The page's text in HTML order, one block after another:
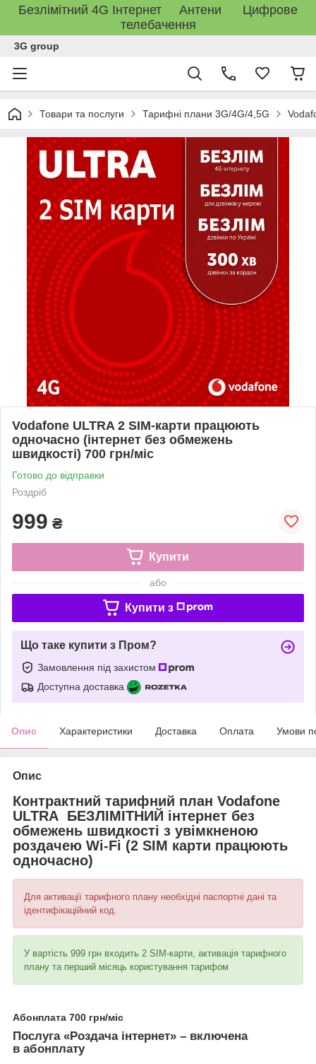
Безлімітний 4G Інтернет Антени Цифрове
телебачення
3G group
Товари та послуги Тарифні плани 3G/4G/4,5G
Vodafone ULTRA 2 SIM-карти працюють
одночасно (інтернет без обмежень
швидкості) 700 грн/міс
Готово до відправки
Роздріб
999 ₴
Купити
або
Купити з
Що таке купити з Пром?
Замовлення під захистом
Доступна доставка
Опис Характеристики Доставка Оплата Умови
Опис
Контрактний тарифний план Vodafone
ULTRA БЕЗЛІМІТНИЙ інтернет без
обмежень швидкості з увімкненою
роздачею Wi-Fi (2 SIM карти працюють
одночасно)
Для активації тарифного плану необхідні паспортні дані та
ідентифікаційний код.
У вартість 999 грн входить 2 SIM-карти, активація тарифного
плану та перший місяць користування тарифом
Абонплата 700 грн/міс
Послуга «Роздача інтернет» – включена
в абонплату